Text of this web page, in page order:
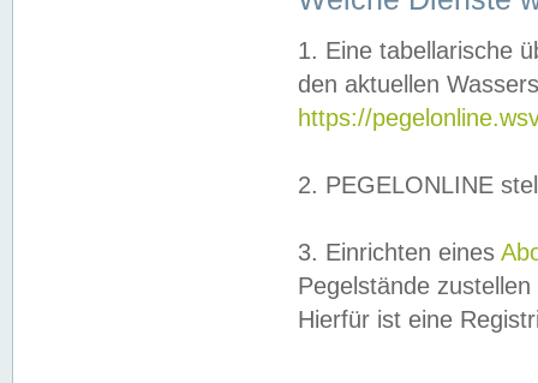
1. Eine tabellarische
den aktuellen
https://
2. PEGELONLINE
3. Einrichten eines
Pegelstände
Hierfür ist eine